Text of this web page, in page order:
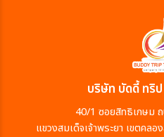
บริษัท บัดดี้ ทริป
40/1 ซอยสิทธิเกษม ถ
แขวงสมเด็จเจ้าพระยา เขตคล